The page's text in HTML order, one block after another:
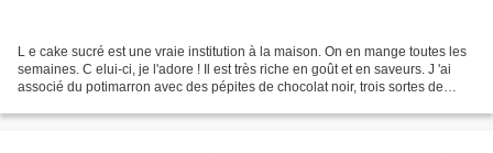
L e cake sucré est une vraie institution à la maison. On en mange toutes les
semaines. C elui-ci, je l'adore ! Il est très riche en goût et en saveurs. J 'ai
associé du potimarron avec des pépites de chocolat noir, trois sortes de